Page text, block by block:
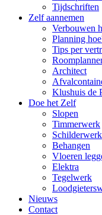
Tijdschriften
Zelf aannemen
Verbouwen
Planning
Tips per
Architect
Klushuis de
Doe het Zelf
Slopen
Timmerwerk
Schilderwerk
Behangen
Vloeren
Elektra
Tegelwerk
Nieuws
Contact